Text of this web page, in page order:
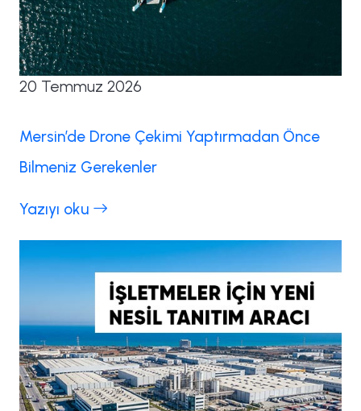
20 Temmuz 2026
Mersin’de Drone Çekimi Yaptırmadan Önce
Bilmeniz Gerekenler
Yazıyı oku